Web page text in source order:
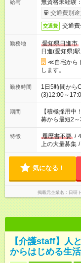
給与
無資格未経験
交通費別途
交通費 交通
勤務地
愛知県日進市
日進(愛知県)駅
≪自宅から
します。
勤務時間
1日5時間からOK！ ■シフト例 (1)8:00～13:00
(3)12:00～17:00 「子どもたちが学校に行く間だけ働
「余裕を持っ
はプライベ
いね。 ※Wワーク希望の方へ 今ご覧のお仕事で希望する勤務時
間と、もう1
場合は応募で
期間
【積極採用
募から最短2～
特徴 履歴書不要 /
上の大量募集 /
気になる！
掲載元企業名 日研
【介護staff】人
からはじめる生